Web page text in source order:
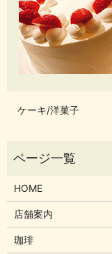
ケーキ/洋菓子
HOME
店舗案内
珈琲